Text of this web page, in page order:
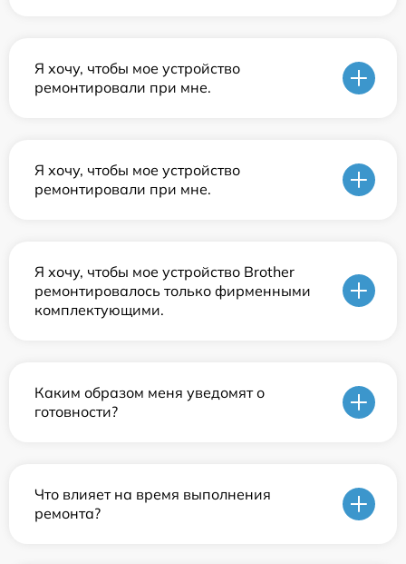
Я хочу, чтобы мое устройство
ремонтировали при мне.
Я хочу, чтобы мое устройство
ремонтировали при мне.
Я хочу, чтобы мое устройство Brother
ремонтировалось только фирменными
комплектующими.
Каким образом меня уведомят о
готовности?
Что влияет на время выполнения
ремонта?